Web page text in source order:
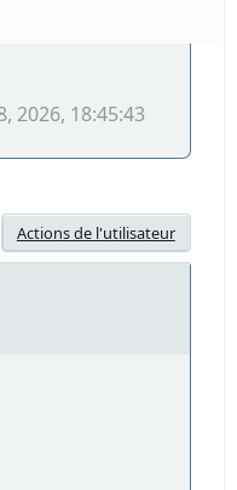
2026, 18:45:43
Actions de l'utilisateur